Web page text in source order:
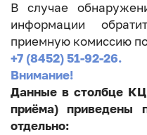
В случае
информации
приемную комиссию
+7 (8452) 51-92-26.
Внимание!
Данные в столбце
приёма) приведены
отдельно: